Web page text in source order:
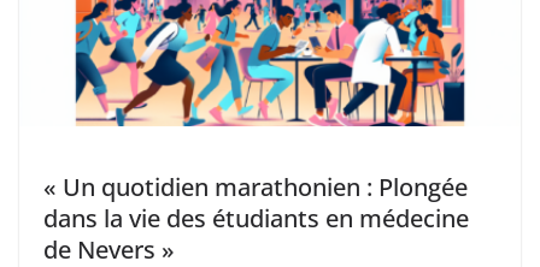
« Un quotidien marathonien : Plongée
dans la vie des étudiants en médecine
de Nevers »